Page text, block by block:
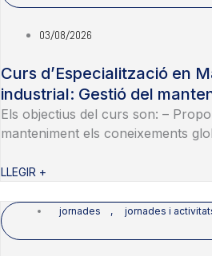
03/08/2026
Curs d’Especialització en
industrial: Gestió del
Els objectius del curs son: –
manteniment els coneixements
LLEGIR +
jornades , jornades i